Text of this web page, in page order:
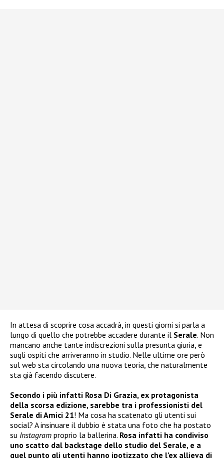
In attesa di scoprire cosa accadrà, in questi giorni si parla a
lungo di quello che potrebbe accadere durante il Serale. Non
mancano anche tante indiscrezioni sulla presunta giuria, e
sugli ospiti che arriveranno in studio. Nelle ultime ore però
sul web sta circolando una nuova teoria, che naturalmente
sta già facendo discutere.
Secondo i più infatti Rosa Di Grazia, ex protagonista
della scorsa edizione, sarebbe tra i professionisti del
Serale di Amici 21! Ma cosa ha scatenato gli utenti sui
social? A insinuare il dubbio è stata una foto che ha postato
su Instagram proprio la ballerina. Rosa infatti ha condiviso
uno scatto dal backstage dello studio del Serale, e a
quel punto gli utenti hanno ipotizzato che l’ex allieva di